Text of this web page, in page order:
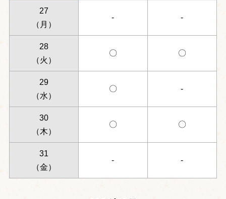
27
（月）
- -
28
（火）
〇 〇
29
（水）
〇 -
30
（木）
〇 〇
31
（金）
- -